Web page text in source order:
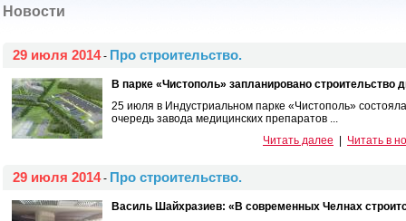
Новости
29 июля 2014- Про строительство.
В парке «Чистополь» запланировано строительство
25 июля в Индустриальном парке «Чистополь»
очередь завода медицинских препаратов ...
Читать далее
Читать в
29 июля 2014- Про строительство.
Василь Шайхразиев: «В современных Челнах